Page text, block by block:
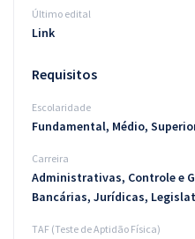
Último edital
Link
Requisitos
Escolaridade
Fundamental, Médio,
Carreira
Administrativas, Controle e
Bancárias, Jurídicas,
TAF (Teste de Aptidão Física)